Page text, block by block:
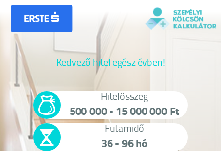
Kedvező hitel egész évben!
Hitelösszeg
500 000 - 15 000 000 Ft
Futamidő
36 - 96 hó